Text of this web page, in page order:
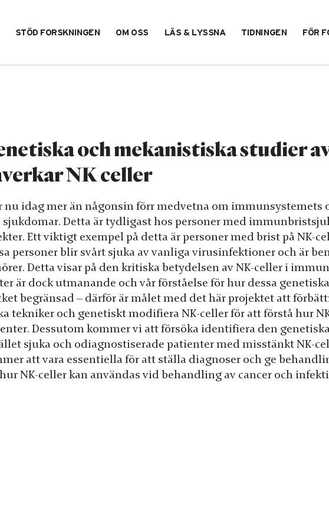
STÖD FORSKNINGEN OM OSS LÄS & LYSSNA TIDNINGEN FÖR
och mekanistiska studier
NK celler
nu idag mer än någonsin förr medvetna om immunsystemets
sjukdomar. Detta är tydligast hos personer med
Ett viktigt exempel på detta är personer med brist på NK-
personer blir svårt sjuka av vanliga virusinfektioner och är
Detta visar på den kritiska betydelsen av NK-celler i
är dock utmanande och vår förståelse för hur dessa
begränsad – därför är målet med det här projektet att
tekniker och genetiskt modifiera NK-celler för att förstå hur
Dessutom kommer vi att försöka identifiera den
sjuka och odiagnostiserade patienter med misstänkt NK-
att vara essentiella för att ställa diagnoser och ge
NK-celler kan användas vid behandling av cancer och